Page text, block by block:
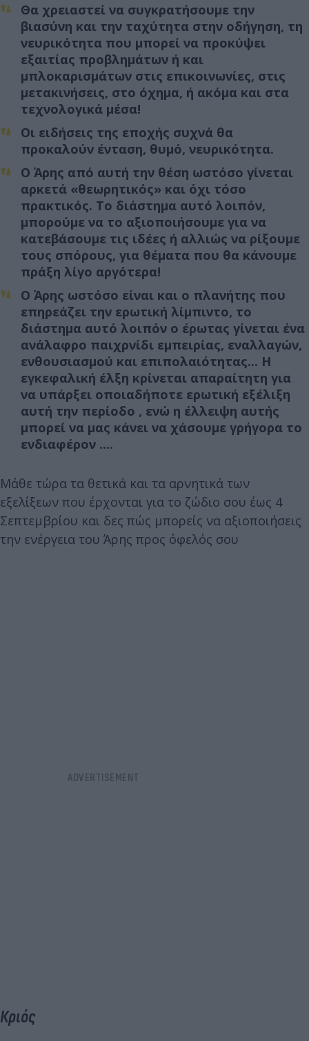
Θα χρειαστεί να συγκρατήσουμε την
βιασύνη και την ταχύτητα στην οδήγηση, τη
νευρικότητα που μπορεί να προκύψει
εξαιτίας προβλημάτων ή και
μπλοκαρισμάτων στις επικοινωνίες, στις
μετακινήσεις, στο όχημα, ή ακόμα και στα
τεχνολογικά μέσα!
Οι ειδήσεις της εποχής συχνά θα
προκαλούν ένταση, θυμό, νευρικότητα.
Ο Άρης από αυτή την θέση ωστόσο γίνεται
αρκετά «θεωρητικός» και όχι τόσο
πρακτικός. Το διάστημα αυτό λοιπόν,
μπορούμε να το αξιοποιήσουμε για να
κατεβάσουμε τις ιδέες ή αλλιώς να ρίξουμε
τους σπόρους, για θέματα που θα κάνουμε
πράξη λίγο αργότερα!
Ο Άρης ωστόσο είναι και ο πλανήτης που
επηρεάζει την ερωτική λίμπιντο, το
διάστημα αυτό λοιπόν ο έρωτας γίνεται ένα
ανάλαφρο παιχρνίδι εμπειρίας, εναλλαγών,
ενθουσιασμού και επιπολαιότητας... Η
εγκεφαλική έλξη κρίνεται απαραίτητη για
να υπάρξει οποιαδήποτε ερωτική εξέλιξη
αυτή την περίοδο , ενώ η έλλειψη αυτής
μπορεί να μας κάνει να χάσουμε γρήγορα το
ενδιαφέρον ....
Μάθε τώρα τα θετικά και τα αρνητικά των
εξελίξεων που έρχονται για το ζώδιο σου έως 4
Σεπτεμβρίου και δες πώς μπορείς να αξιοποιήσεις
την ενέργεια του Άρης προς όφελός σου
Κριός